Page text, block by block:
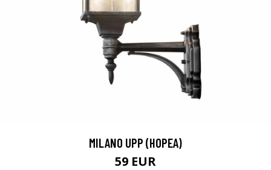
MILANO UPP (HOPEA)
59 EUR